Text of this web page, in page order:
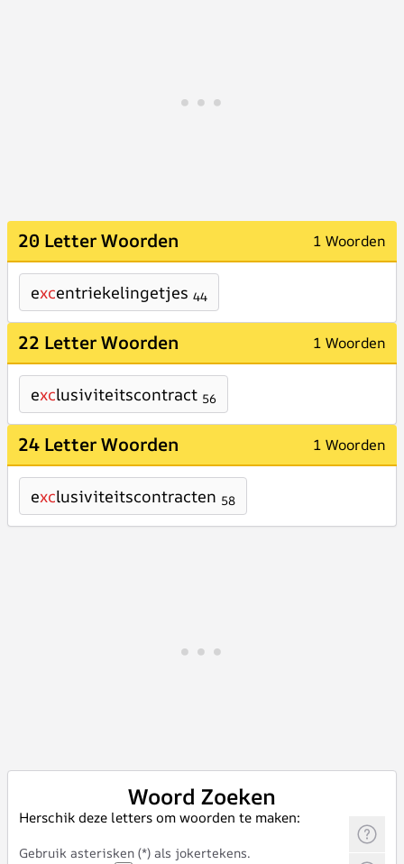
20 Letter Woorden 1 Woorden
excentriekelingetjes 44
22 Letter Woorden 1 Woorden
exclusiviteitscontract 56
24 Letter Woorden 1 Woorden
exclusiviteitscontracten 58
Woord Zoeken
Herschik deze letters om woorden te maken:
Gebruik asterisken (*) als jokertekens.